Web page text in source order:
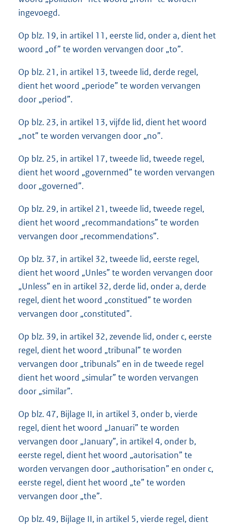
ingevoegd.
Op blz. 19, in artikel 11, eerste lid, onder a, dient het
woord „of” te worden vervangen door „to”.
Op blz. 21, in artikel 13, tweede lid, derde regel,
dient het woord „periode” te worden vervangen
door „period”.
Op blz. 23, in artikel 13, vijfde lid, dient het woord
„not” te worden vervangen door „no”.
Op blz. 25, in artikel 17, tweede lid, tweede regel,
dient het woord „governmed” te worden vervangen
door „governed”.
Op blz. 29, in artikel 21, tweede lid, tweede regel,
dient het woord „recommandations” te worden
vervangen door „recommendations”.
Op blz. 37, in artikel 32, tweede lid, eerste regel,
dient het woord „Unles” te worden vervangen door
„Unless” en in artikel 32, derde lid, onder a, derde
regel, dient het woord „constitued” te worden
vervangen door „constituted”.
Op blz. 39, in artikel 32, zevende lid, onder c, eerste
regel, dient het woord „tribunal” te worden
vervangen door „tribunals” en in de tweede regel
dient het woord „simular” te worden vervangen
door „similar”.
Op blz. 47, Bijlage II, in artikel 3, onder b, vierde
regel, dient het woord „Januari” te worden
vervangen door „January”, in artikel 4, onder b,
eerste regel, dient het woord „autorisation” te
worden vervangen door „authorisation” en onder c,
eerste regel, dient het woord „te” te worden
vervangen door „the”.
Op blz. 49, Bijlage II, in artikel 5, vierde regel, dient